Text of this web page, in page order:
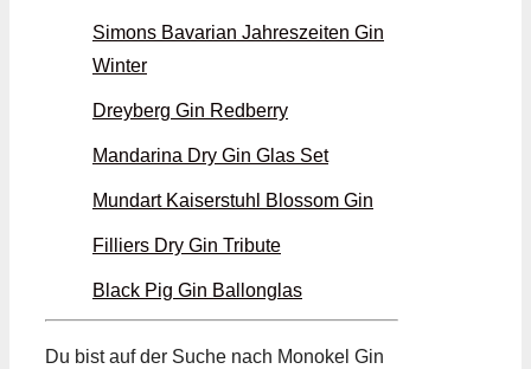
Simons Bavarian Jahreszeiten Gin
Winter
Dreyberg Gin Redberry
Mandarina Dry Gin Glas Set
Mundart Kaiserstuhl Blossom Gin
Filliers Dry Gin Tribute
Black Pig Gin Ballonglas
Du bist auf der Suche nach Monokel Gin